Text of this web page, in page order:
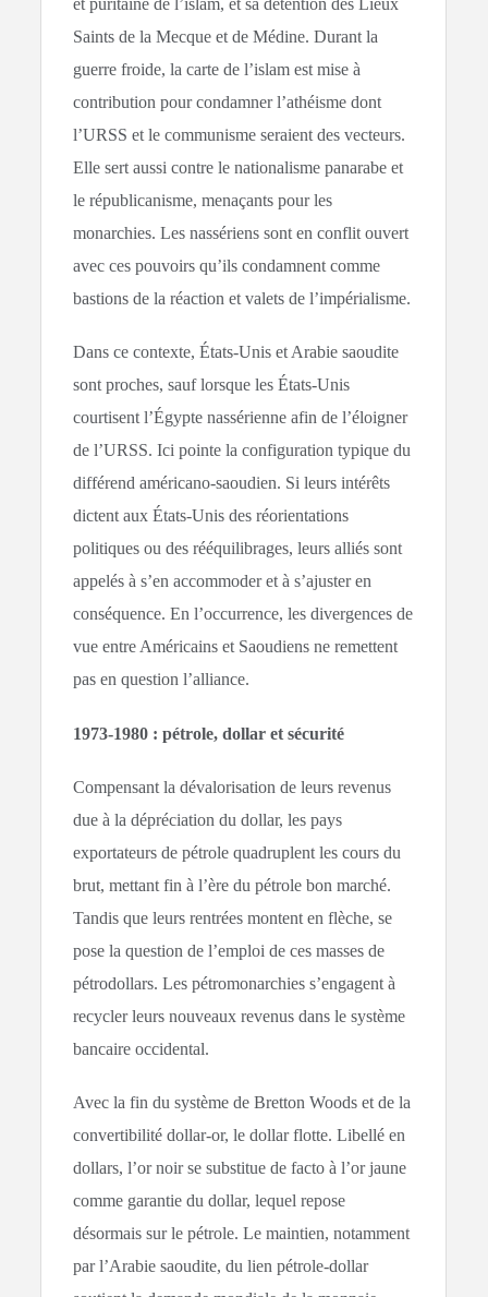
et puritaine de l’islam, et sa détention des Lieux
Saints de la Mecque et de Médine. Durant la
guerre froide, la carte de l’islam est mise à
contribution pour condamner l’athéisme dont
l’URSS et le communisme seraient des vecteurs.
Elle sert aussi contre le nationalisme panarabe et
le républicanisme, menaçants pour les
monarchies. Les nassériens sont en conflit ouvert
avec ces pouvoirs qu’ils condamnent comme
bastions de la réaction et valets de l’impérialisme.
Dans ce contexte, États-Unis et Arabie saoudite
sont proches, sauf lorsque les États-Unis
courtisent l’Égypte nassérienne afin de l’éloigner
de l’URSS. Ici pointe la configuration typique du
différend américano-saoudien. Si leurs intérêts
dictent aux États-Unis des réorientations
politiques ou des rééquilibrages, leurs alliés sont
appelés à s’en accommoder et à s’ajuster en
conséquence. En l’occurrence, les divergences de
vue entre Américains et Saoudiens ne remettent
pas en question l’alliance.
1973-1980 : pétrole, dollar et sécurité
Compensant la dévalorisation de leurs revenus
due à la dépréciation du dollar, les pays
exportateurs de pétrole quadruplent les cours du
brut, mettant fin à l’ère du pétrole bon marché.
Tandis que leurs rentrées montent en flèche, se
pose la question de l’emploi de ces masses de
pétrodollars. Les pétromonarchies s’engagent à
recycler leurs nouveaux revenus dans le système
bancaire occidental.
Avec la fin du système de Bretton Woods et de la
convertibilité dollar-or, le dollar flotte. Libellé en
dollars, l’or noir se substitue de facto à l’or jaune
comme garantie du dollar, lequel repose
désormais sur le pétrole. Le maintien, notamment
par l’Arabie saoudite, du lien pétrole-dollar